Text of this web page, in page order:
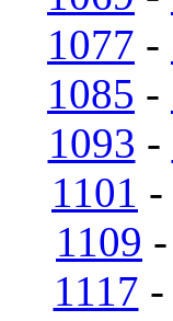
1077 -
1085 -
1093 -
1101 -
1109 -
1117 -